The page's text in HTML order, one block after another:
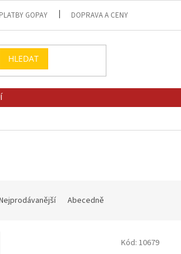
PLATBY GOPAY DOPRAVA A CENY
HLEDAT
Abecedně
Kód: 10679